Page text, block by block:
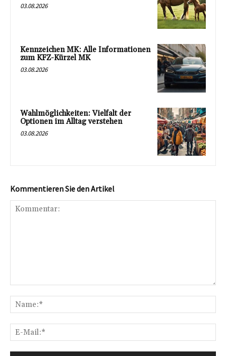
03.08.2026
Kennzeichen MK: Alle Informationen
zum KFZ-Kürzel MK
03.08.2026
Wahlmöglichkeiten: Vielfalt der
Optionen im Alltag verstehen
03.08.2026
Kommentieren Sie den Artikel